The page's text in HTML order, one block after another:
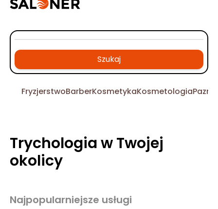
Szukaj
FryzjerstwoBarberKosmetykaKosmetologia
Trychologia w Twojej
okolicy
Najpopularniejsze usługi